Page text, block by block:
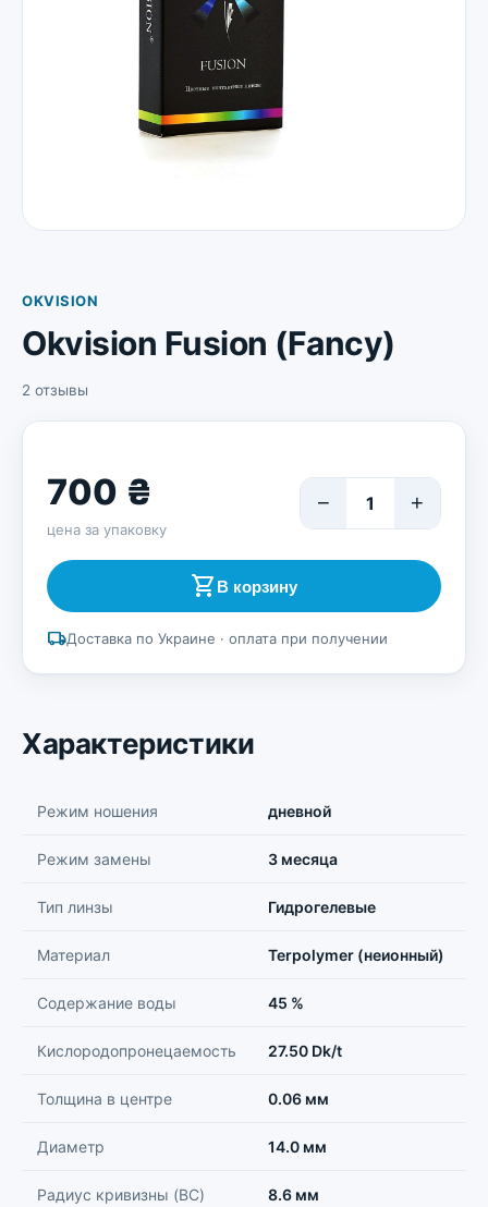
OKVISION
Okvision Fusion (Fancy)
2 отзывы
700 ₴
цена за упаковку
− 1 +
shopping_cart В корзину
local_shippingДоставка по Украине · оплата при получении
Характеристики
Режим ношения дневной
Режим замены 3 месяца
Тип линзы Гидрогелевые
Материал Terpolymer (неионный)
Содержание воды 45 %
Кислородопронецаемость 27.50 Dk/t
Толщина в центре 0.06 мм
Диаметр 14.0 мм
Радиус кривизны (BC) 8.6 мм